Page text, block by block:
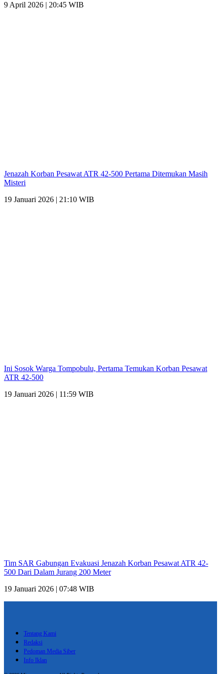
9 April 2026 | 20:45 WIB
Jenazah Korban Pesawat ATR 42-500 Pertama Ditemukan Masih
Misteri
19 Januari 2026 | 21:10 WIB
Ini Sosok Warga Tompobulu, Pertama Temukan Korban Pesawat
ATR 42-500
19 Januari 2026 | 11:59 WIB
Tim SAR Gabungan Evakuasi Jenazah Korban Pesawat ATR 42-
500 Dari Dalam Jurang 200 Meter
19 Januari 2026 | 07:48 WIB
Tentang Kami
Redaksi
Pedoman Media Siber
Info Iklan